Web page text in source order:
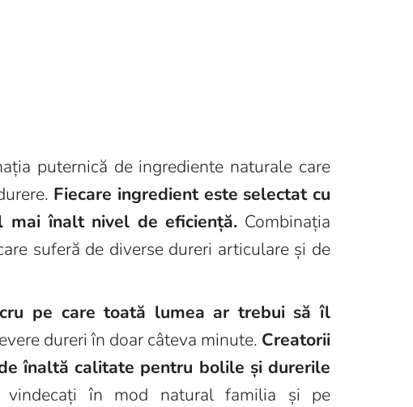
puternică de ingrediente naturale care
Fiecare ingredient este selectat cu
mai înalt nivel deeficiență. Combinația
suferă de diverse dureri articulare și de
pe care toată lumea ar trebui să îl
dureri în doar câteva minute. Creatorii
înaltă calitate pentru bolile și durerile
vindecați în mod natural familia și pe